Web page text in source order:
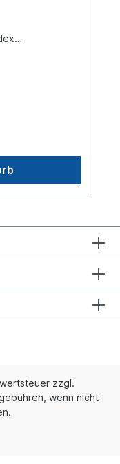
-> MAN ->
MAN oder
um ein
zzgl.
wenn nicht